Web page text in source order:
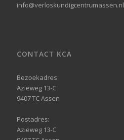
info@verloskundigcentrumassen.nl
CONTACT KCA
Bezoekadres:
Aziëweg 13-C
9407 TC Assen
Postadres:
Aziëweg 13-C